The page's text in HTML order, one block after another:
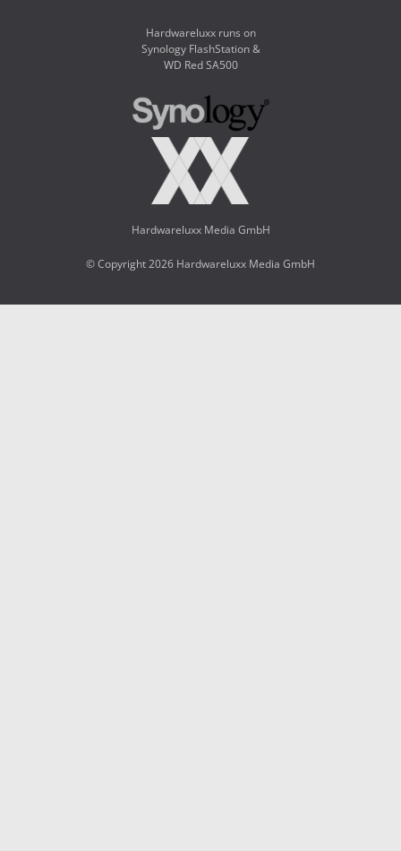
Hardwareluxx runs on
Synology FlashStation &
WD Red SA500
Hardwareluxx Media GmbH
© Copyright 2026 Hardwareluxx Media GmbH